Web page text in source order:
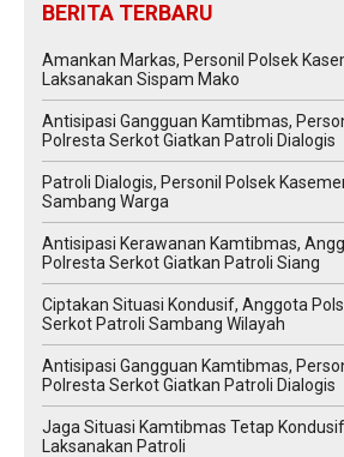
BERITA TERBARU
Amankan Markas, Personil Polsek
Laksanakan Sispam Mako
Antisipasi Gangguan Kamtibmas,
Polresta Serkot Giatkan Patroli Dialogis
Patroli Dialogis, Personil Polsek
Sambang Warga
Antisipasi Kerawanan Kamtibmas,
Polresta Serkot Giatkan Patroli Siang
Ciptakan Situasi Kondusif, Anggota
Serkot Patroli Sambang Wilayah
Antisipasi Gangguan Kamtibmas,
Polresta Serkot Giatkan Patroli Dialogis
Jaga Situasi Kamtibmas Tetap
Laksanakan Patroli